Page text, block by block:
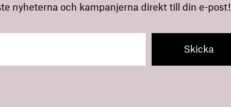
nyheterna och kampanjerna direkt till din e-post!